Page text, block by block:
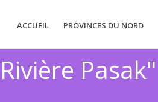
ACCUEIL PROVINCES DU NORD
Pasak"